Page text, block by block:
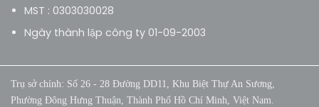
MST : 0303030028
Ngày thành lập công ty 01-09-2003
Trụ sở chính: Số 26 - 28 Đường DD11, Khu Biệt Thự An Sương,
Phường Đông Hưng Thuận, Thành Phố Hồ Chí Minh, Việt Nam.